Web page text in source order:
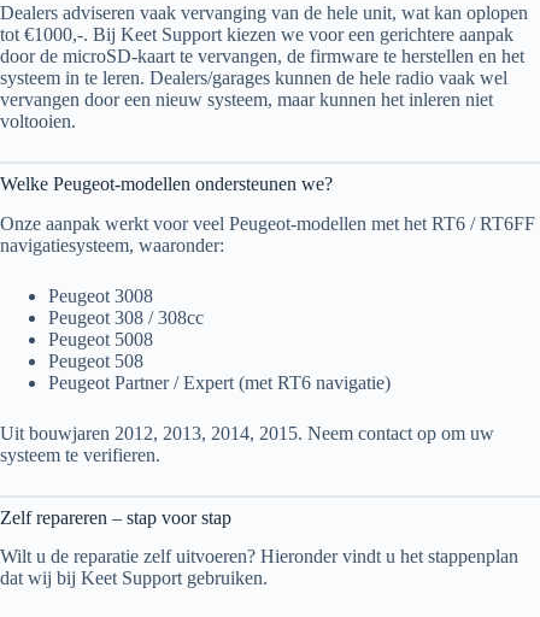
Dealers adviseren vaak vervanging van de hele unit, wat kan oplopen
tot €1000,-. Bij Keet Support kiezen we voor een gerichtere aanpak
door de microSD-kaart te vervangen, de firmware te herstellen en het
systeem in te leren. Dealers/garages kunnen de hele radio vaak wel
vervangen door een nieuw systeem, maar kunnen het inleren niet
voltooien.
Welke Peugeot-modellen ondersteunen we?
Onze aanpak werkt voor veel Peugeot-modellen met het RT6 / RT6FF
navigatiesysteem, waaronder:
Peugeot 3008
Peugeot 308 / 308cc
Peugeot 5008
Peugeot 508
Peugeot Partner / Expert (met RT6 navigatie)
Uit bouwjaren 2012, 2013, 2014, 2015. Neem contact op om uw
systeem te verifieren.
Zelf repareren – stap voor stap
Wilt u de reparatie zelf uitvoeren? Hieronder vindt u het stappenplan
dat wij bij Keet Support gebruiken.